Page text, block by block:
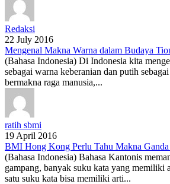
Redaksi
22 July 2016
Mengenal Makna Warna dalam Budaya
(Bahasa Indonesia) Di Indonesia kita
sebagai warna keberanian dan putih
bermakna raga manusia,...
ratih sbmi
19 April 2016
BMI Hong Kong Perlu Tahu Makna
(Bahasa Indonesia) Bahasa Kantonis
gampang, banyak suku kata yang memiliki
satu suku kata bisa memiliki arti...